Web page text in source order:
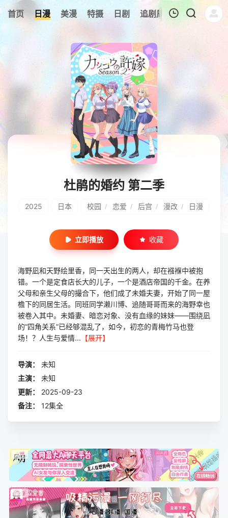
首页 日漫 美漫 特摄 日剧 追剧周表 今日更新
暂无观看影片的记录
杜鹃的婚约 第二季
2025 日本 校园 / 恋爱 / 后宫 / 漫改 / 日漫
立即播放 收藏
海野凪和天野绘里香，同一天出生的两人，却在襁褓中被抱
错。一个是定食店长大的儿子，一个是酒店帝国的千金。在养
父母和亲生父母的撮合下，他们成了未婚夫妻，开始了同一屋
檐下的同居生活。同班同学濑川博、追随哥哥而来的海野幸也
被卷入其中。未婚妻、暗恋对象、没有血缘的妹妹——围绕凪
的“四角关系”已经够混乱了，如今，初恋的青梅竹马也登
场！？人生与爱情... 【展开】
导演：
未知
主演：
未知
更新：
2025-09-23
备注：
12集全